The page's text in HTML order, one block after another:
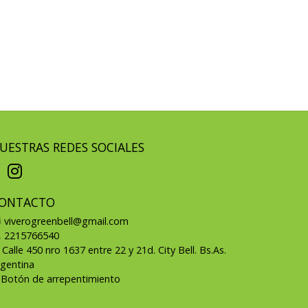
REDES SOCIALES
viverogreenbell@gmail.com
2215766540
Calle 450 nro 1637 entre 22 y 21d. City Bell. Bs.As.
Botón de arrepentimiento